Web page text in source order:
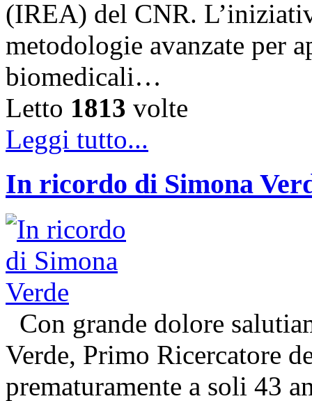
(IREA) del CNR.
metodologie avanzate per
biomedicali…
Letto 1813 volte
Leggi tutto...
In ricordo di Simona
Con grande dolore
Verde, Primo Ricercatore
prematuramente a soli 43